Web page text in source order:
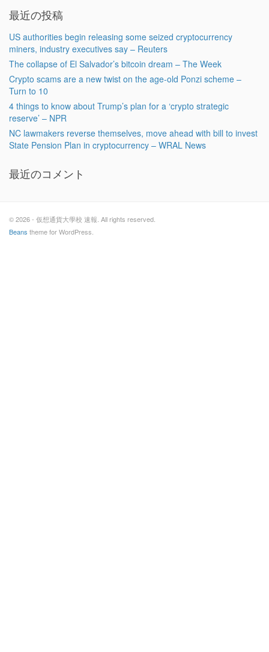
最近の投稿
US authorities begin releasing some seized cryptocurrency
miners, industry executives say – Reuters
The collapse of El Salvador’s bitcoin dream – The Week
Crypto scams are a new twist on the age-old Ponzi scheme –
Turn to 10
4 things to know about Trump’s plan for a ‘crypto strategic
reserve’ – NPR
NC lawmakers reverse themselves, move ahead with bill to invest
State Pension Plan in cryptocurrency – WRAL News
最近のコメント
© 2026 - 仮想通貨大學校 速報. All rights reserved.
Beans theme for WordPress.